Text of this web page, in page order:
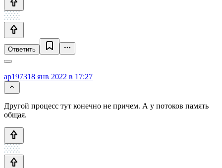
Ответить
ap197318 янв 2022 в 17:27
Другой процесс тут конечно не причем. А у потоков память
общая.